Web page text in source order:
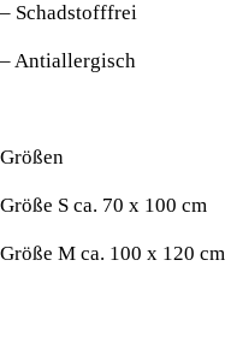
– Schadstofffrei
– Antiallergisch
Größen
Größe S ca. 70 x 100 cm
Größe M ca. 100 x 120 cm